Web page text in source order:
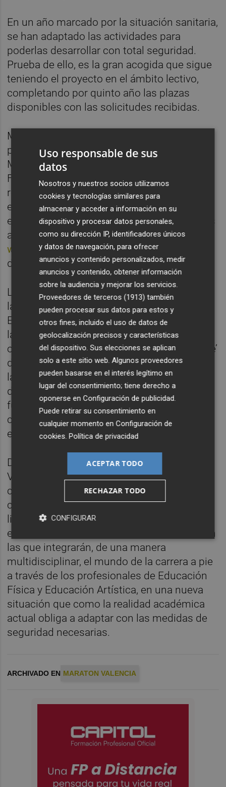
En un año marcado por la situación sanitaria,
se han adaptado las actividades para
poderlas desarrollar con total seguridad.
Prueba de ello, es la gran acogida que sigue
teniendo el proyecto en el ámbito lectivo,
completando por quinto año las plazas
disponibles con las solicitudes recibidas.
Más de 10.000 escolares de educación
primaria están viviendo ya en sus clases el
Maratón, más allá de la clase de Educación
Física, a través de concursos y actividades
relacionadas con diferentes materias
educativas. El profesorado de los centros
educativos, apoyado en los monitores de las
actividades y la página web
www.maratonalcole.com, se encarga de
dirigir a los escolares en este proyecto.
Los pilares fundamentales del proyecto son
la transmisión de valores y de la Cultura del
Esfuerzo, la mejora de la calidad educativa y
la lucha contra el sedentarismo y la
obesidad. Así, la iniciativa ‘El Maratón al Cole’
defiende el deporte como herramienta para
la promoción de hábitos saludables y trata
de motivar al alumnado para practicarlo
fuera de la escuela, en familia o con amigos,
con el objetivo de tener y mantener un buen
estado de salud.
Durante las próximas semanas, alumnos de
València y provincia protagonizarán en la
ciudad de València actividades relacionadas
con el Maratón y disfrutarán de concursos
literarios y de dibujo, carreras, juegos en
equipo, un minimaratón y manualidades con
las que integrarán, de una manera
multidisciplinar, el mundo de la carrera a pie
a través de los profesionales de Educación
Física y Educación Artística, en una nueva
situación que como la realidad académica
actual obliga a adaptar con las medidas de
seguridad necesarias.
ARCHIVADO EN MARATON VALENCIA
Uso responsable de sus
datos
Nosotros y nuestros socios utilizamos
cookies y tecnologías similares para
almacenar y acceder a información en su
dispositivo y procesar datos personales,
como su dirección IP, identificadores únicos
y datos de navegación, para ofrecer
anuncios y contenido personalizados, medir
anuncios y contenido, obtener información
sobre la audiencia y mejorar los servicios.
Proveedores de terceros (1913) también
pueden procesar sus datos para estos y
otros fines, incluido el uso de datos de
geolocalización precisos y características
del dispositivo. Sus elecciones se aplican
solo a este sitio web. Algunos proveedores
pueden basarse en el interés legítimo en
lugar del consentimiento; tiene derecho a
oponerse enConfiguración de publicidad
Puede retirar su consentimiento en
cualquier momento enConfiguración de
cookies .Política de privacidad
ACEPTAR TODO
RECHAZAR TODO
CONFIGURAR